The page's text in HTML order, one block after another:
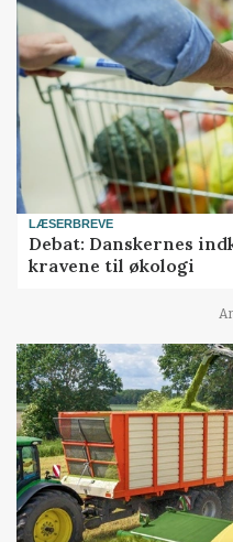
LÆSERBREVE
Debat: Danskernes
kravene til økologi